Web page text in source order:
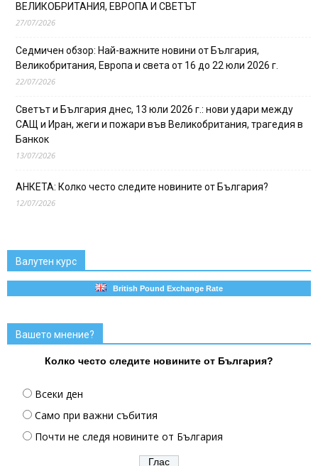
ВЕЛИКОБРИТАНИЯ, ЕВРОПА И СВЕТЪТ
27/07/2026
Седмичен обзор: Най-важните новини от България,
Великобритания, Европа и света от 16 до 22 юли 2026 г.
22/07/2026
Светът и България днес, 13 юли 2026 г.: нови удари между
САЩ и Иран, жеги и пожари във Великобритания, трагедия в
Банкок
13/07/2026
АНКЕТА: Колко често следите новините от България?
12/07/2026
Валутен курс
British Pound Exchange Rate
Вашето мнение?
Колко често следите новините от България?
Всеки ден
Само при важни събития
Почти не следя новините от България